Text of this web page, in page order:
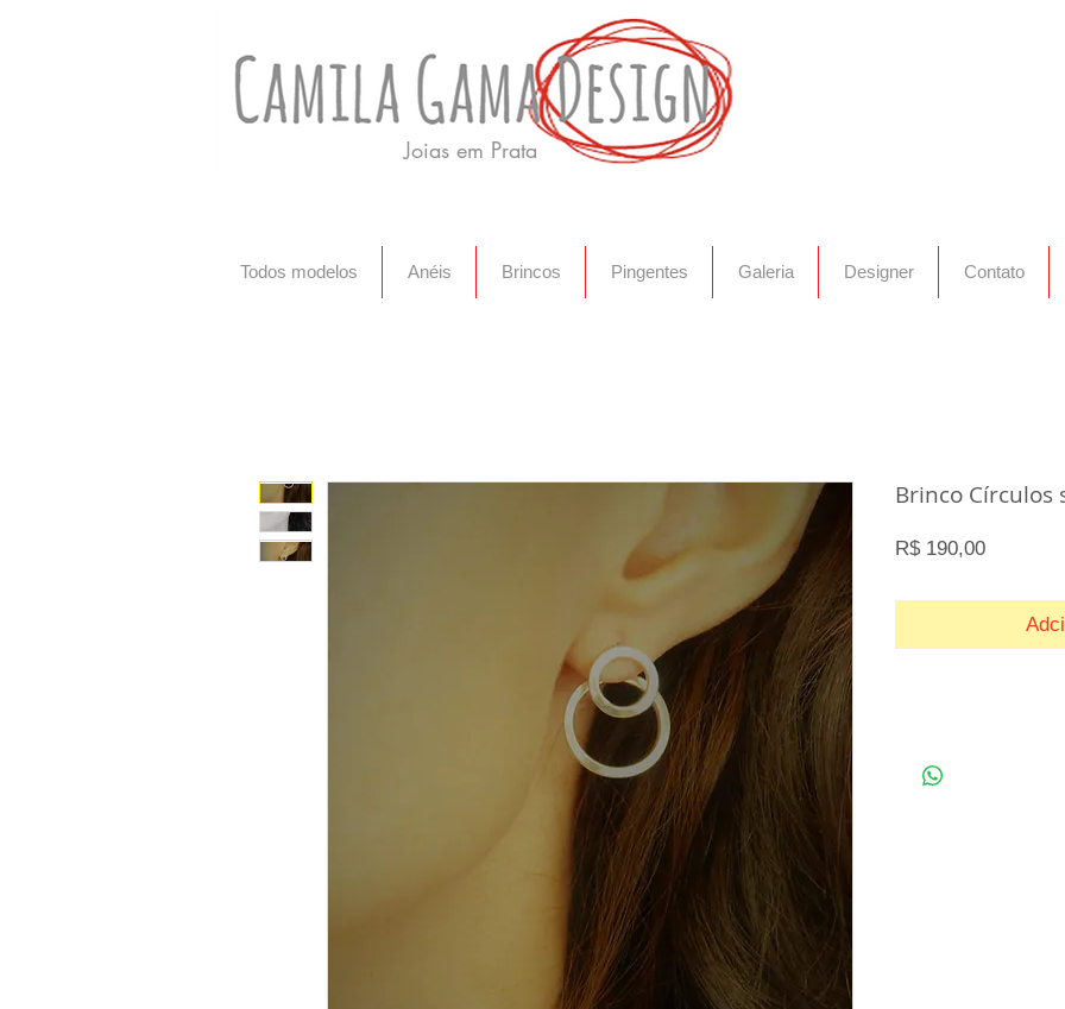
Joias em Prata
Todos modelos Anéis Brincos Pingentes Galeria Designer Contato
Brinco Círculos
R$ 190,00Preço
pode ser usado